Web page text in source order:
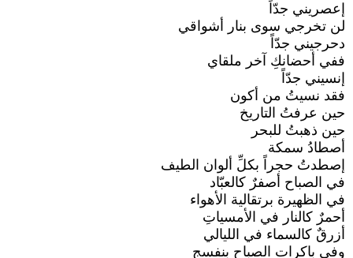
إعصريني جدّاً
لن تخرجي سوى بنار أشواقي
دحرجيني جدّاً
ففي أحضانكِ آخر ملقاي
إنسيني جدّاً
فقد نسيتُ من أكون
حين عرفتُ التاريخ
حين ذهبتُ للبحر
أصطادُ سمكة
إصطدتُ حجراً بكلِّ ألوان الطيف
في الصباح أصفرٌ كالعبّاد
في الظهيرة برتقالية الأهواء
أحمرٌ كالنار في الأمسياتِ
أزرقٌ كالسماء في الليالي
وفي باكرات الصباح بنفسج